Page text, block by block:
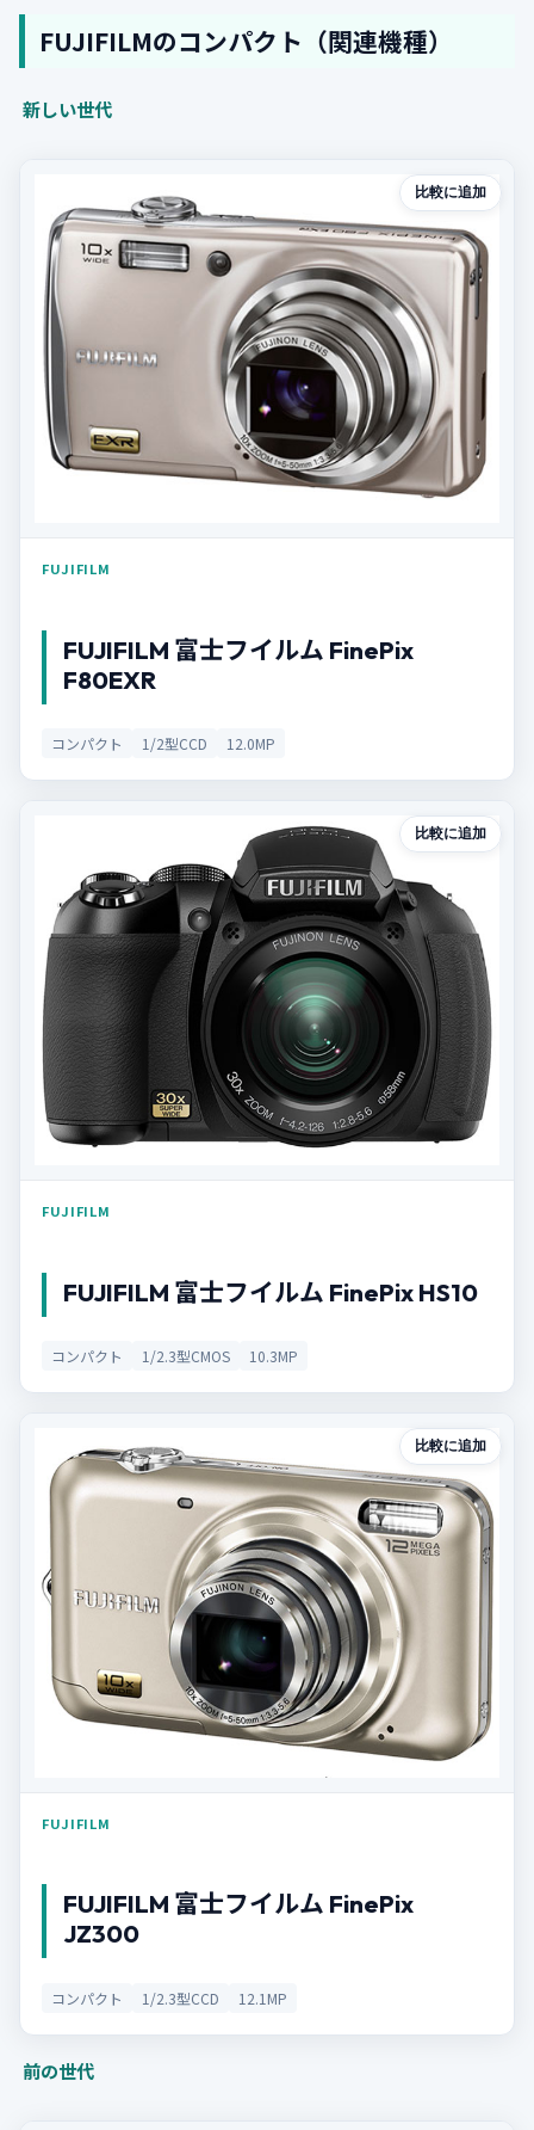
FUJIFILMのコンパクト（関連機種）
新しい世代
比較に追加
FUJIFILM
FUJIFILM 富士フイルム FinePix
F80EXR
コンパクト 1/2型CCD 12.0MP
比較に追加
FUJIFILM
FUJIFILM 富士フイルム FinePix HS10
コンパクト 1/2.3型CMOS 10.3MP
比較に追加
FUJIFILM
FUJIFILM 富士フイルム FinePix
JZ300
コンパクト 1/2.3型CCD 12.1MP
前の世代